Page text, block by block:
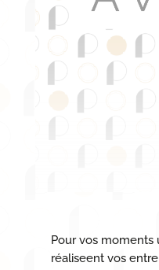
Pour vos moments
réaliseent vos